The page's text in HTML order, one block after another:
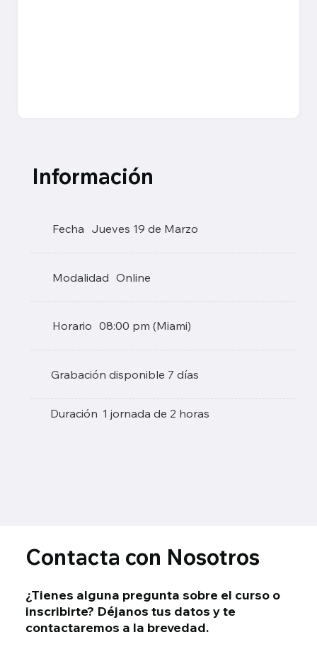
Información
Fecha Jueves 19 de Marzo
Modalidad Online
Horario 08:00 pm (Miami)
Grabación disponible 7 días
Duración 1 jornada de 2 horas
Contacta con Nosotros
¿Tienes alguna pregunta sobre el curso o
inscribirte? Déjanos tus datos y te
contactaremos a la brevedad.